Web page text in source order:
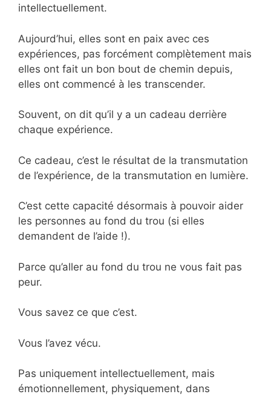
intellectuellement.
Aujourd’hui, elles sont en paix avec ces
expériences, pas forcément complètement mais
elles ont fait un bon bout de chemin depuis,
elles ont commencé à les transcender.
Souvent, on dit qu’il y a un cadeau derrière
chaque expérience.
Ce cadeau, c’est le résultat de la transmutation
de l’expérience, de la transmutation en lumière.
C’est cette capacité désormais à pouvoir aider
les personnes au fond du trou (si elles
demandent de l’aide !).
Parce qu’aller au fond du trou ne vous fait pas
peur.
Vous savez ce que c’est.
Vous l’avez vécu.
Pas uniquement intellectuellement, mais
émotionnellement, physiquement, dans